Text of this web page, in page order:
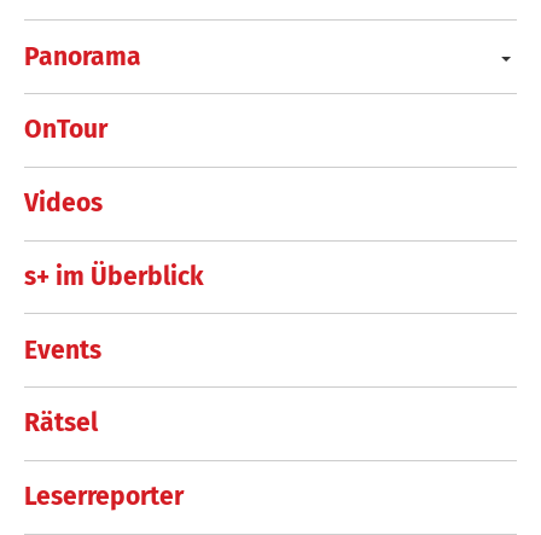
Panorama
OnTour
Videos
s+ im Überblick
Events
Rätsel
Leserreporter